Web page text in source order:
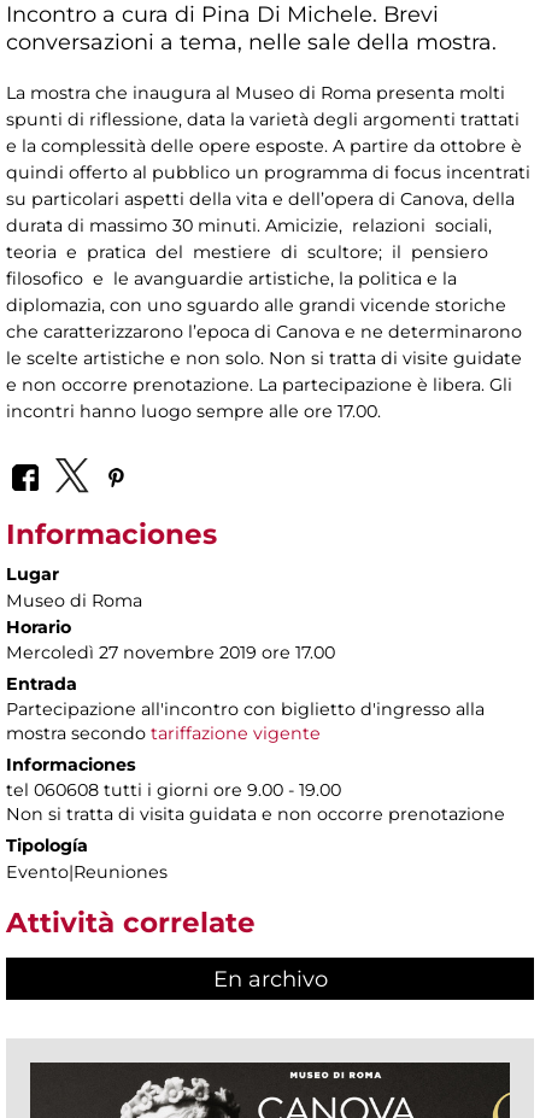
Incontro a cura di Pina Di Michele. Brevi
conversazioni a tema, nelle sale della mostra.
La mostra che inaugura al Museo di Roma presenta molti
spunti di riflessione, data la varietà degli argomenti trattati
e la complessità delle opere esposte. A partire da ottobre è
quindi offerto al pubblico un programma di focus incentrati
su particolari aspetti della vita e dell’opera di Canova, della
durata di massimo 30 minuti. Amicizie, relazioni sociali,
teoria e pratica del mestiere di scultore; il pensiero
filosofico e le avanguardie artistiche, la politica e la
diplomazia, con uno sguardo alle grandi vicende storiche
che caratterizzarono l’epoca di Canova e ne determinarono
le scelte artistiche e non solo. Non si tratta di visite guidate
e non occorre prenotazione. La partecipazione è libera. Gli
incontri hanno luogo sempre alle ore 17.00.
Informaciones
Lugar
Museo di Roma
Horario
Mercoledì 27 novembre 2019 ore 17.00
Entrada
Partecipazione all'incontro con biglietto d'ingresso alla
mostra secondo tariffazione vigente
Informaciones
tel 060608 tutti i giorni ore 9.00 - 19.00
Non si tratta di visita guidata e non occorre prenotazione
Tipología
Evento|Reuniones
Attività correlate
En archivo